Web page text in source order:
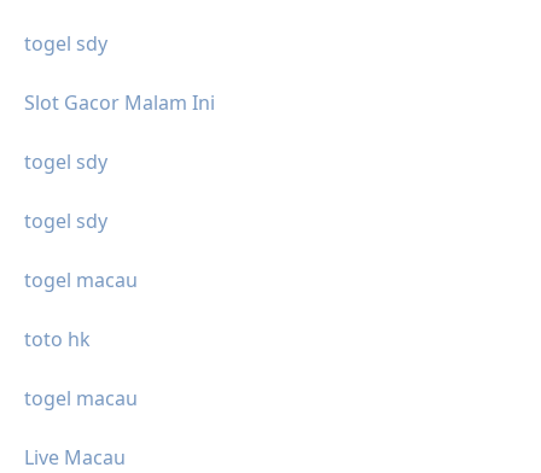
togel sdy
Slot Gacor Malam Ini
togel sdy
togel sdy
togel macau
toto hk
togel macau
Live Macau